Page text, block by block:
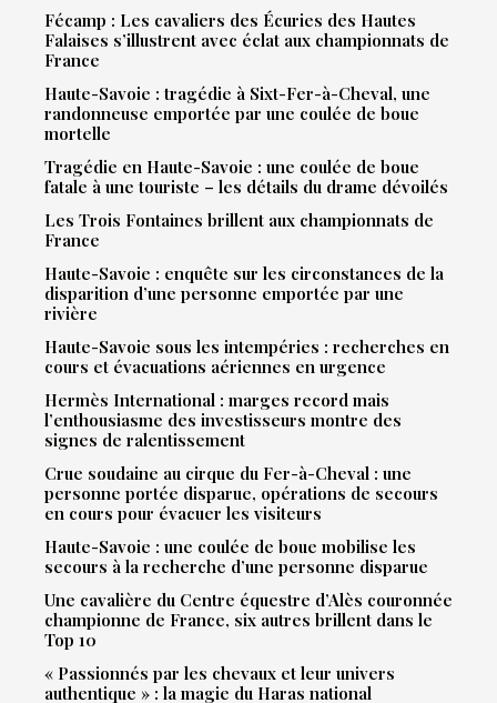
Fécamp : Les cavaliers des Écuries des Hautes
Falaises s’illustrent avec éclat aux championnats de
France
Haute-Savoie : tragédie à Sixt-Fer-à-Cheval, une
randonneuse emportée par une coulée de boue
mortelle
Tragédie en Haute-Savoie : une coulée de boue
fatale à une touriste – les détails du drame dévoilés
Les Trois Fontaines brillent aux championnats de
France
Haute-Savoie : enquête sur les circonstances de la
disparition d’une personne emportée par une
rivière
Haute-Savoie sous les intempéries : recherches en
cours et évacuations aériennes en urgence
Hermès International : marges record mais
l’enthousiasme des investisseurs montre des
signes de ralentissement
Crue soudaine au cirque du Fer-à-Cheval : une
personne portée disparue, opérations de secours
en cours pour évacuer les visiteurs
Haute-Savoie : une coulée de boue mobilise les
secours à la recherche d’une personne disparue
Une cavalière du Centre équestre d’Alès couronnée
championne de France, six autres brillent dans le
Top 10
« Passionnés par les chevaux et leur univers
authentique » : la magie du Haras national